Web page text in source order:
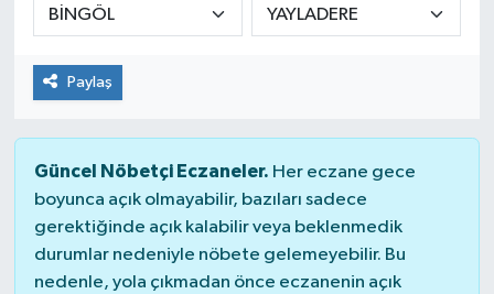
Paylaş
Güncel Nöbetçi Eczaneler. Her eczane gece
boyunca açık olmayabilir, bazıları sadece
gerektiğinde açık kalabilir veya beklenmedik
durumlar nedeniyle nöbete gelemeyebilir. Bu
nedenle, yola çıkmadan önce eczanenin açık